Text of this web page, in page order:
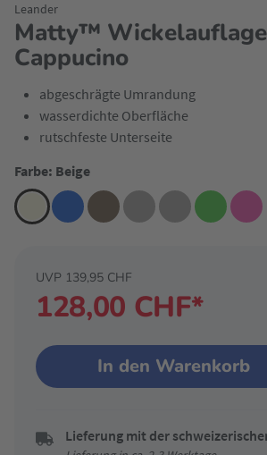
Matty™ Wickelauflage
Cappucino
Leander
abgeschrägte Umrandung
wasserdichte Oberfläche
rutschfeste Unterseite
Farbe: Beige
128,00 CHF*
UVP 139,95 CHF
In den Warenkorb
Lieferung mit der